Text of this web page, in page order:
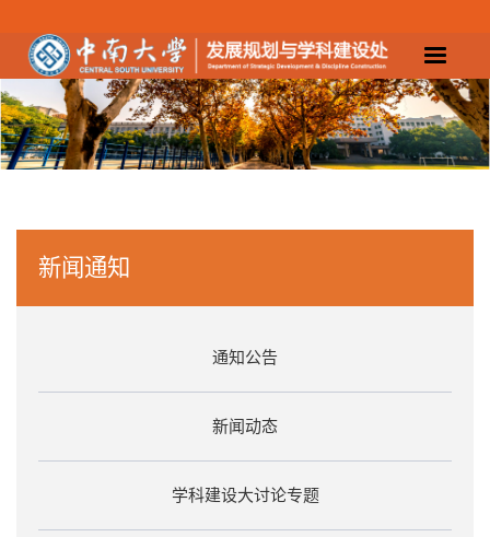
新闻通知
通知公告
新闻动态
学科建设大讨论专题